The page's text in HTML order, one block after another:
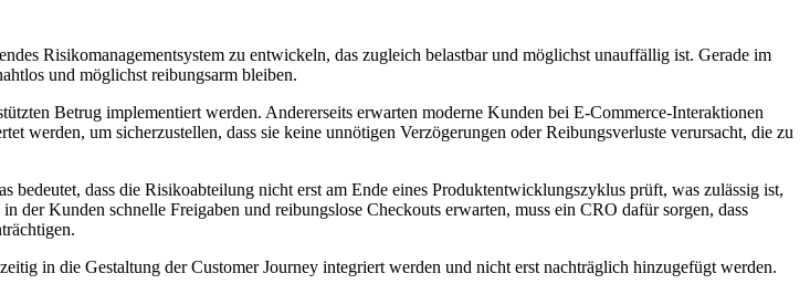
Risikomanagementsystem zu entwickeln, das zugleich belastbar und möglichst unauffällig ist. Gerade im
und möglichst reibungsarm bleiben.
Betrug implementiert werden. Andererseits erwarten moderne Kunden bei E-Commerce-Interaktionen
werden, um sicherzustellen, dass sie keine unnötigen Verzögerungen oder Reibungsverluste verursacht, die zu
dass die Risikoabteilung nicht erst am Ende eines Produktentwicklungszyklus prüft, was zulässig ist,
Kunden schnelle Freigaben und reibungslose Checkouts erwarten, muss ein CRO dafür sorgen, dass
in die Gestaltung der Customer Journey integriert werden und nicht erst nachträglich hinzugefügt werden.